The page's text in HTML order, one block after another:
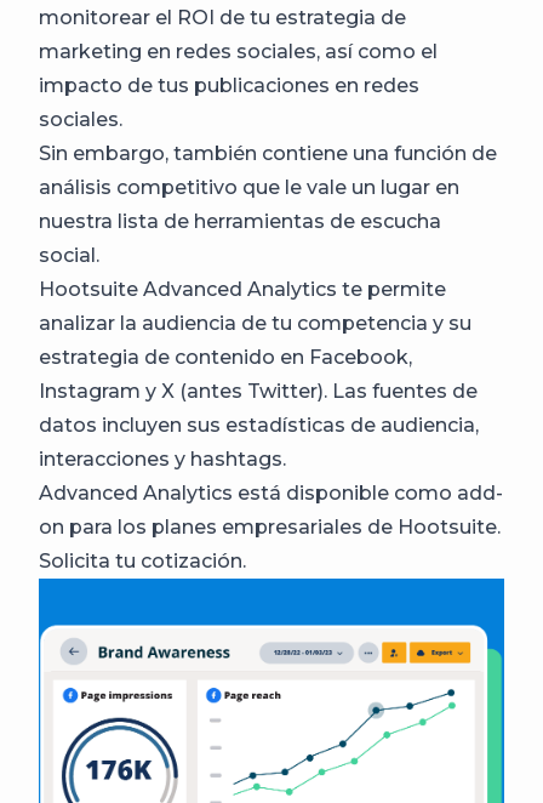
monitorear el ROI de tu estrategia de
marketing en redes sociales, así como el
impacto de tus publicaciones en redes
sociales.
Sin embargo, también contiene una función de
análisis competitivo que le vale un lugar en
nuestra lista de herramientas de escucha
social.
Hootsuite Advanced Analytics te permite
analizar la audiencia de tu competencia y su
estrategia de contenido en Facebook,
Instagram y X (antes Twitter). Las fuentes de
datos incluyen sus estadísticas de audiencia,
interacciones y hashtags.
Advanced Analytics está disponible como add-
on para los planes empresariales de Hootsuite.
Solicita tu cotización.